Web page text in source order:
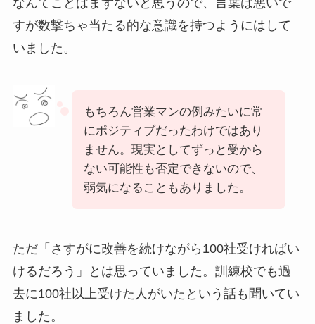
すが数撃ちゃ当たる的な意識を持つようにはして
いました。
もちろん営業マンの例みたいに常
にポジティブだったわけではあり
ません。現実としてずっと受から
ない可能性も否定できないので、
弱気になることもありました。
ただ「さすがに改善を続けながら100社受ければい
けるだろう」とは思っていました。訓練校でも過
去に100社以上受けた人がいたという話も聞いてい
ました。